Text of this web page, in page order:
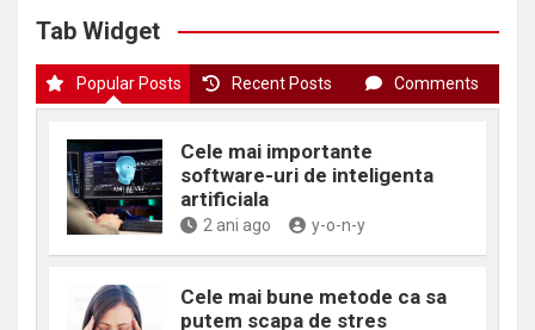
Tab Widget
Popular Posts Recent Posts Comments
Cele mai importante
software-uri de inteligenta
artificiala
2 ani ago y-o-n-y
Cele mai bune metode ca sa
putem scapa de stres